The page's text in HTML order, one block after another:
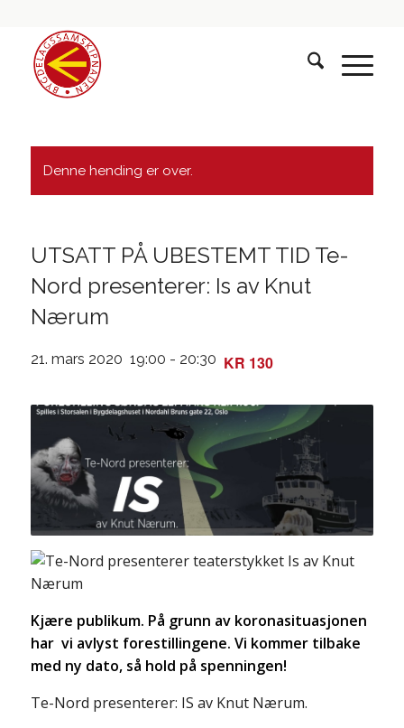
Denne hending er over.
UTSATT PÅ UBESTEMT TID Te-
Nord presenterer: Is av Knut
Nærum
21. mars 2020 19:00 - 20:30 KR 130
Kjære publikum. På grunn av koronasituasjonen
har vi avlyst forestillingene. Vi kommer tilbake
med ny dato, så hold på spenningen!
Te-Nord presenterer: IS av Knut Nærum.